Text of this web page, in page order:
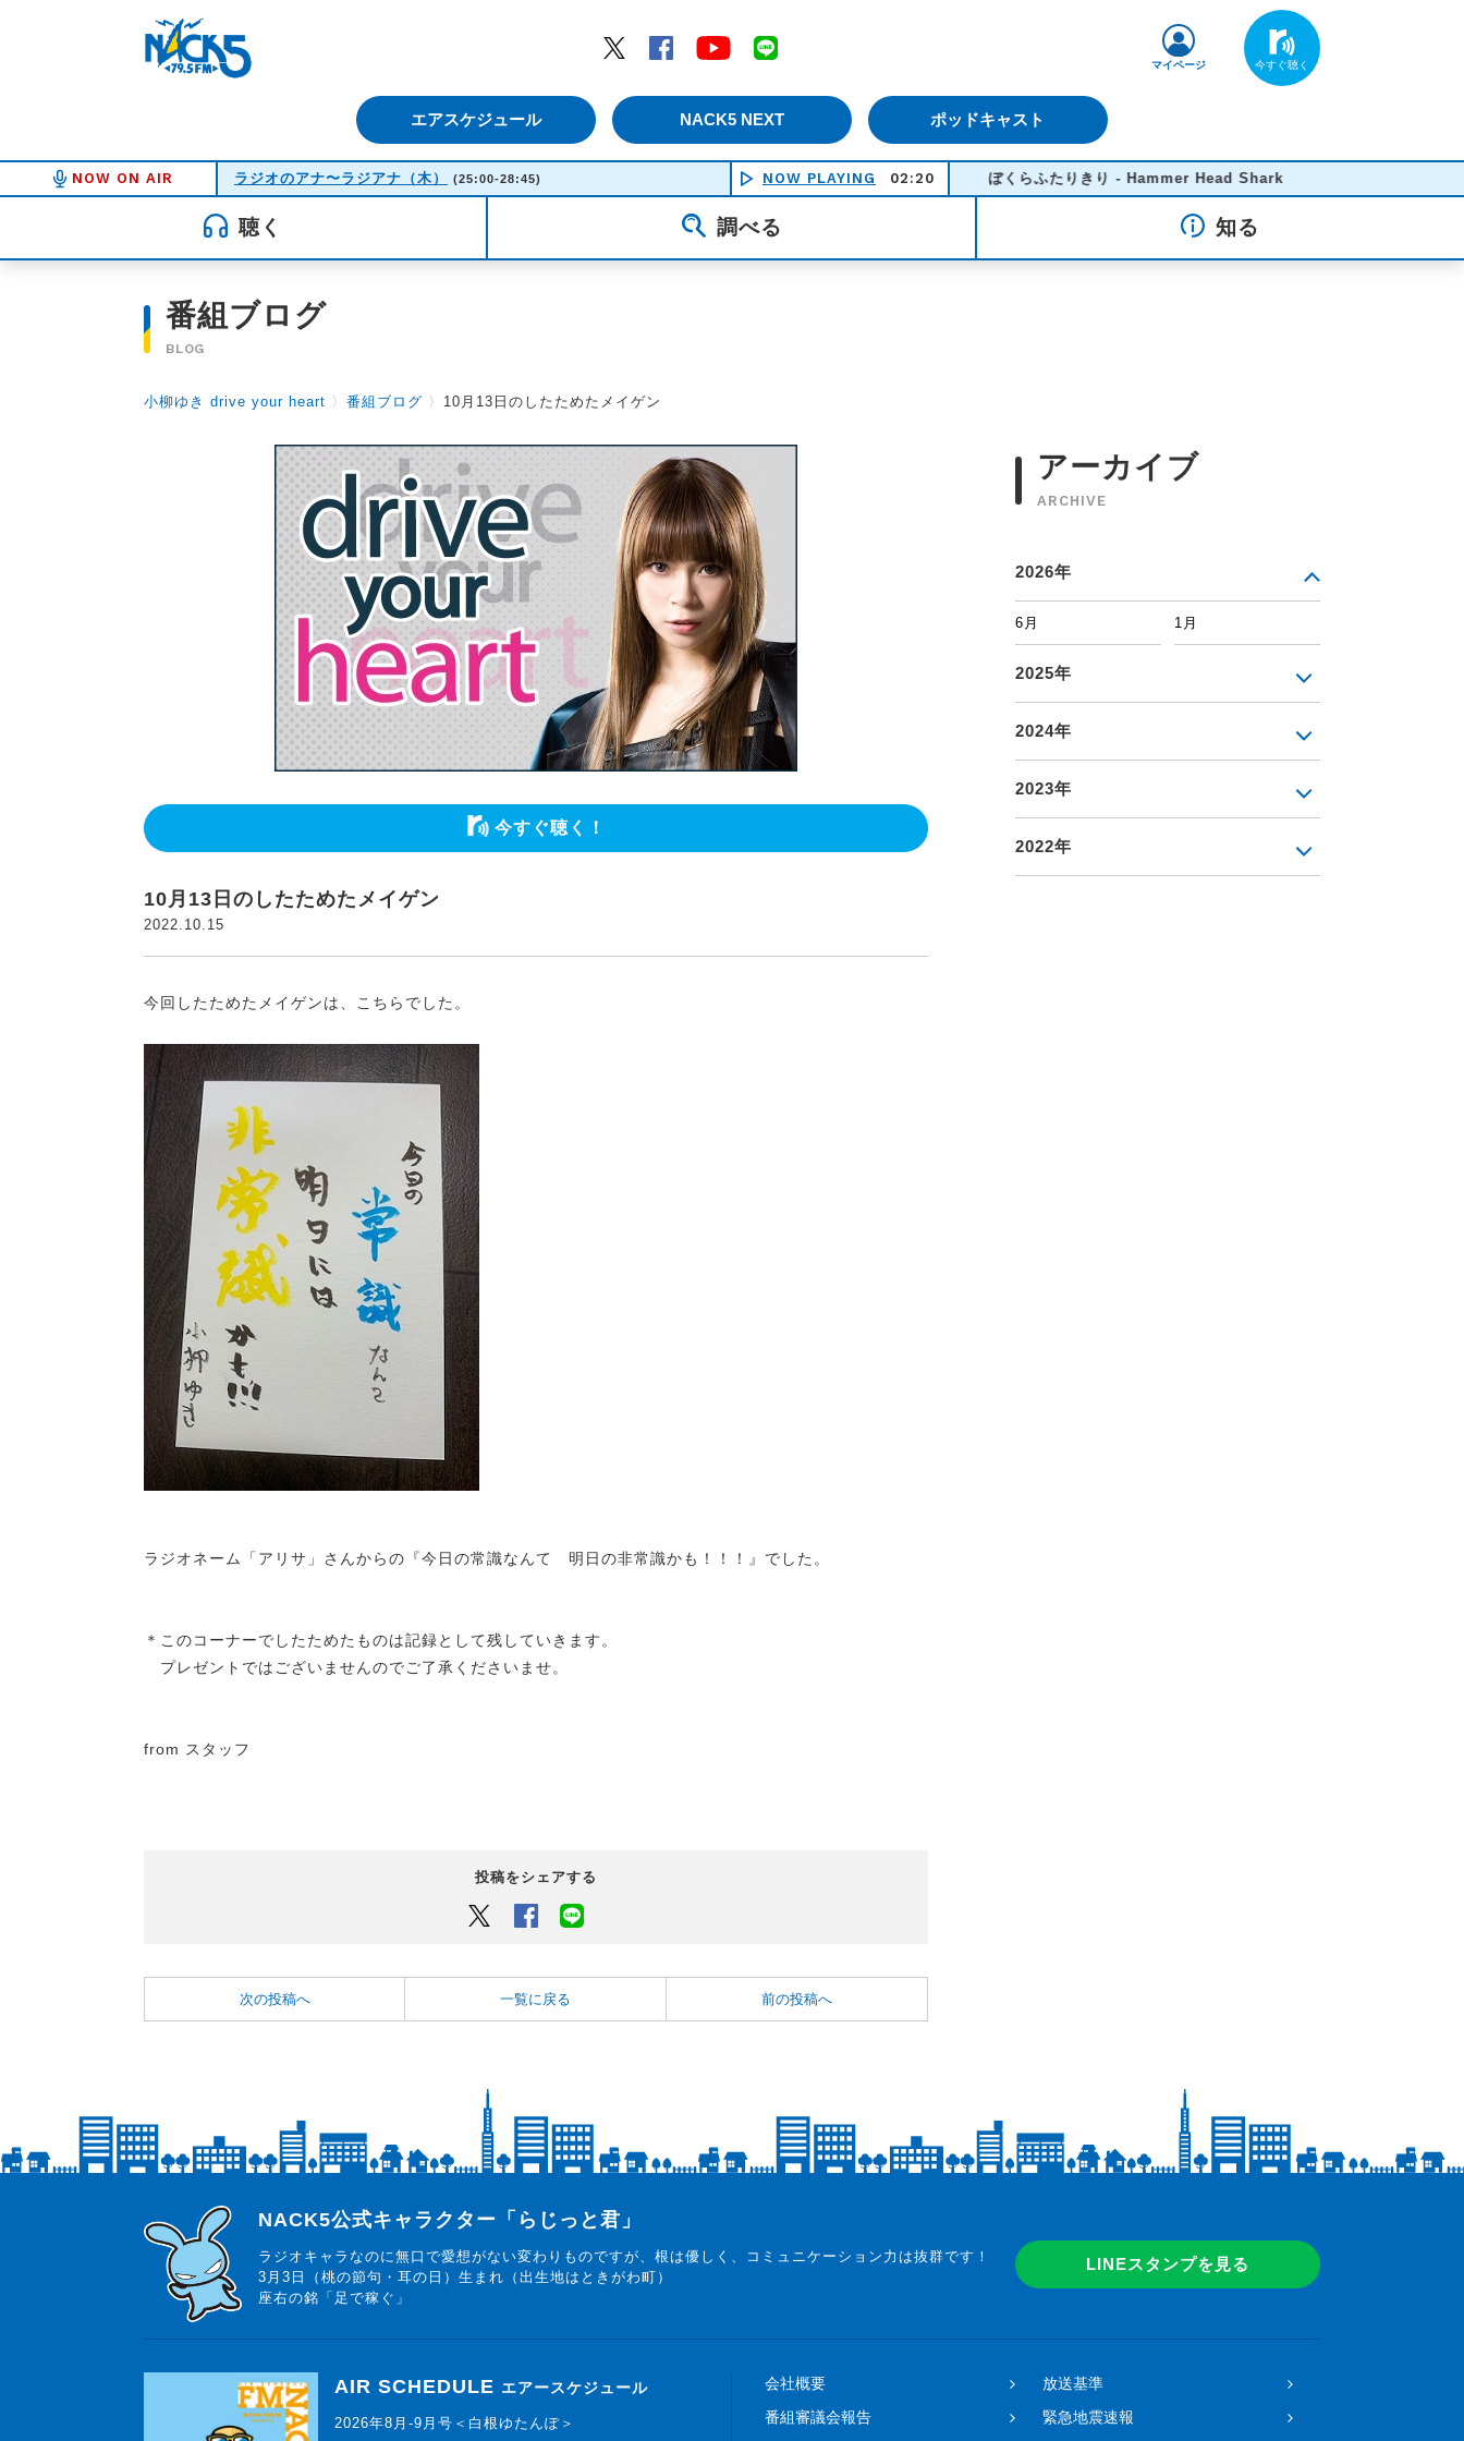
Twitter
Facebook YouTube
エアスケジュール NACK5 NEXT ポッドキャスト
マイページ
NOW ON AIR ラジオのアナ〜ラジアナ（木） (25:00-28:45) NOW PLAYING 02:20ぼくらふたりきり - Hammer Head Shark
聴く 調べる 知る
番組ブログ
BLOG
小柳ゆき drive your heart 〉 番組ブログ 〉 10月13日のしたためたメイゲン
今すぐ聴く！
10月13日のしたためたメイゲン
2022.10.15
今回したためたメイゲンは、こちらでした。
ラジオネーム「アリサ」さんからの『今日の常識なんて 明日の非常識かも！！！』でした。
＊このコーナーでしたためたものは記録として残していきます。
プレゼントではございませんのでご了承くださいませ。
from スタッフ
投稿をシェアする
Twitter Facebook
次の投稿へ 一覧に戻る 前の投稿へ
アーカイブ
ARCHIVE
2026年
6月 1月
2025年
2024年
2023年
2022年
らじっと君
NACK5公式キャラクター「らじっと君」
ラジオキャラなのに無口で愛想がない変わりものですが、根は優しく、コミュニケーション力は抜群です！
3月3日（桃の節句・耳の日）生まれ（出生地はときがわ町）
座右の銘「足で稼ぐ」
LINEスタンプを見る
AIR SCHEDULE エアースケジュール
2026年8月-9月号＜白根ゆたんぽ＞
会社概要
放送基準
番組審議会報告
緊急地震速報